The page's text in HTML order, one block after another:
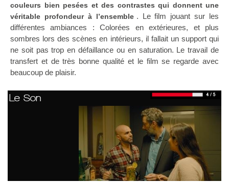
couleurs bien pesées et des contrastes qui donnent une
véritable profondeur à l’ensemble . Le film jouant sur les
différentes ambiances : Colorées en extérieures, et plus
sombres lors des scènes en intérieurs, il fallait un support qui
ne soit pas trop en défaillance ou en saturation. Le travail de
transfert et de très bonne qualité et le film se regarde avec
beaucoup de plaisir.
Le Son